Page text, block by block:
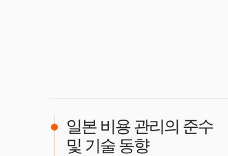
일본 비용 관리의 준수
및 기술 동향